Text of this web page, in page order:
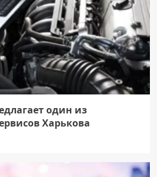
один из
Харькова